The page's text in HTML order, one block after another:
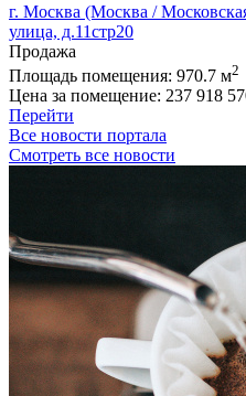
г. Москва (Москва /
улица, д.11стр20
Продажа
Площадь помещения: 970.7 м2
Цена за помещение: 237 918
Перейти
Все новости портала
Смотреть все новости